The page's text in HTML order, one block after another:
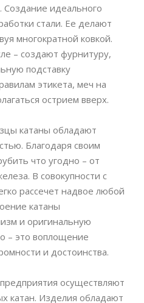
Создание идеального
стали. Ее делают
многократной ковкой.
– создают фурнитуру,
подставку
этикета, меч на
острием вверх.
катаны обладают
Благодаря своим
что угодно – от
В совокупности с
рассечет надвое любой
катаны
и оригинальную
– это воплощение
и достоинства.
осуществляют
катан. Изделия обладают